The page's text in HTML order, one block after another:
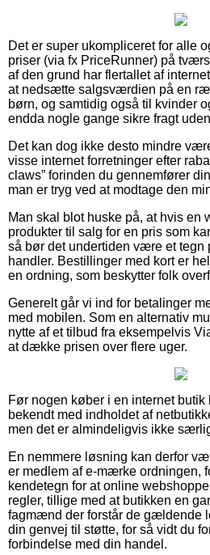
Det er super ukompliceret for alle
priser (via fx PriceRunner) på
af den grund har flertallet af
at nedsætte salgsværdien på en
børn, og samtidig også til kvinder
endda nogle gange sikre fragt
Det kan dog ikke desto mindre
visse internet forretninger efter
claws” forinden du gennemfører
man er tryg ved at modtage den
Man skal blot huske på, at hvis en
produkter til salg for en pris som
så bør det undertiden være et tegn
handler. Bestillinger med kort er
en ordning, som beskytter folk
Generelt går vi ind for betalinger
med mobilen. Som en alternativ
nytte af et tilbud fra eksempelvis
at dække prisen over flere uger.
Før nogen køber i en internet
bekendt med indholdet af
men det er almindeligvis ikke
En nemmere løsning kan derfor
er medlem af e-mærke ordningen,
kendetegn for at online
regler, tillige med at butikken en
fagmænd der forstår de gældende
din genvej til støtte, for så vidt du
forbindelse med din handel.